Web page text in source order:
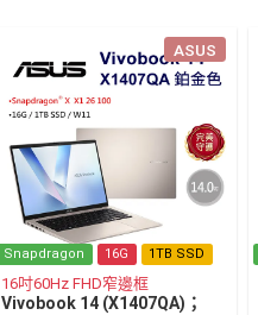
ASUS
Snapdragon 16G 1TB SSD
16吋60Hz FHD窄邊框
Vivobook 14 (X1407QA)；